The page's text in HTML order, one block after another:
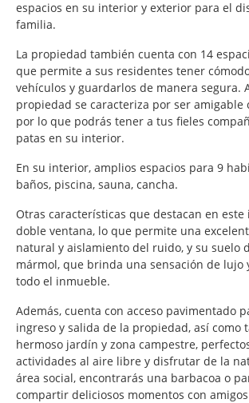
espacios en su interior y exterior para el
familia.
La propiedad también cuenta con 14
que permite a sus residentes tener
vehículos y guardarlos de manera segura.
propiedad se caracteriza por ser amigable
por lo que podrás tener a tus fieles
patas en su interior.
En su interior, amplios espacios para 9
baños, piscina, sauna, cancha.
Otras características que destacan en
doble ventana, lo que permite una
natural y aislamiento del ruido, y su suelo
mármol, que brinda una sensación de lujo
todo el inmueble.
Además, cuenta con acceso pavimentado
ingreso y salida de la propiedad, así como
hermoso jardín y zona campestre,
actividades al aire libre y disfrutar de la
área social, encontrarás una barbacoa o
compartir deliciosos momentos con